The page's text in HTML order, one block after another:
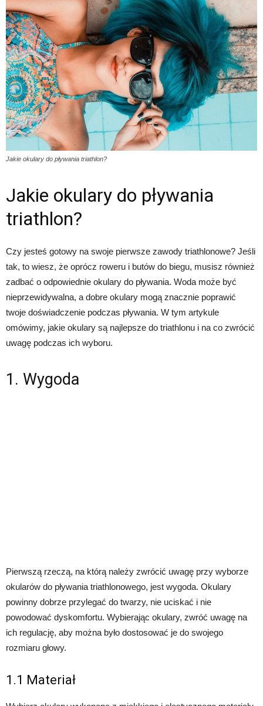
Jakie okulary do pływania triathlon?
Jakie okulary do pływania
triathlon?
Czy jesteś gotowy na swoje pierwsze zawody triathlonowe? Jeśli
tak, to wiesz, że oprócz roweru i butów do biegu, musisz również
zadbać o odpowiednie okulary do pływania. Woda może być
nieprzewidywalna, a dobre okulary mogą znacznie poprawić
twoje doświadczenie podczas pływania. W tym artykule
omówimy, jakie okulary są najlepsze do triathlonu i na co zwrócić
uwagę podczas ich wyboru.
1. Wygoda
Pierwszą rzeczą, na którą należy zwrócić uwagę przy wyborze
okularów do pływania triathlonowego, jest wygoda. Okulary
powinny dobrze przylegać do twarzy, nie uciskać i nie
powodować dyskomfortu. Wybierając okulary, zwróć uwagę na
ich regulację, aby można było dostosować je do swojego
rozmiaru głowy.
1.1 Materiał